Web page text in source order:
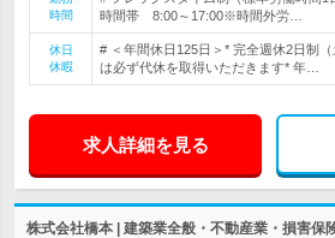
時間
時間帯 8:00～17:00※時間外労…
休日
休暇
# ＜年間休日125日＞* 完全週休2日制
は必ず代休を取得いただきます* 年…
求人詳細を見る
株式会社橋本 | 建築業全般・不動産業・損害保